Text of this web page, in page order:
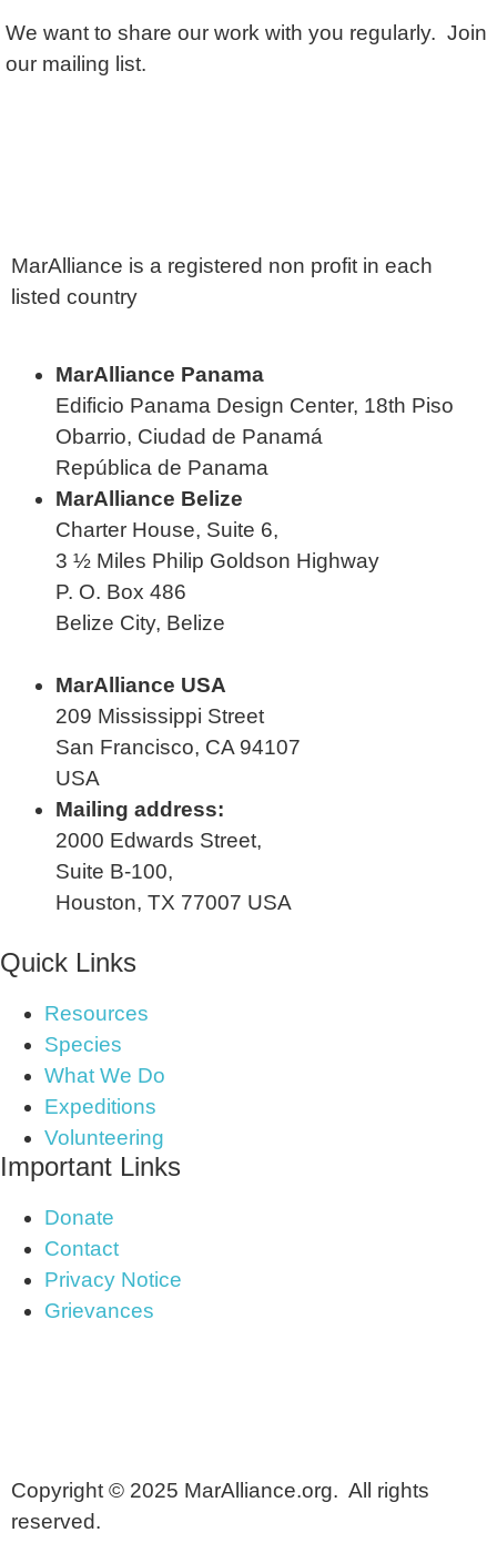
We want to share our work with you regularly. Join
our mailing list.
MarAlliance is a registered non profit in each
listed country
MarAlliance Panama
Edificio Panama Design Center, 18th Piso
Obarrio, Ciudad de Panamá
República de Panama
MarAlliance Belize
Charter House, Suite 6,
3 ½ Miles Philip Goldson Highway
P. O. Box 486
Belize City, Belize
MarAlliance USA
209 Mississippi Street
San Francisco, CA 94107
USA
Mailing address:
2000 Edwards Street,
Suite B-100,
Houston, TX 77007 USA
Quick Links
Resources
Species
What We Do
Expeditions
Volunteering
Important Links
Donate
Contact
Privacy Notice
Grievances
Copyright © 2025 MarAlliance.org. All rights
reserved.